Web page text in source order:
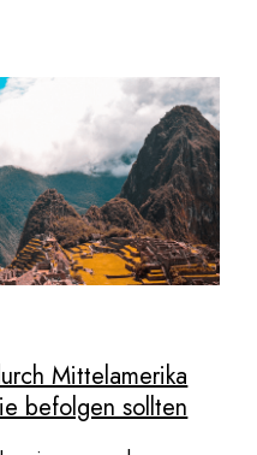
Mittelamerika
befolgen sollten